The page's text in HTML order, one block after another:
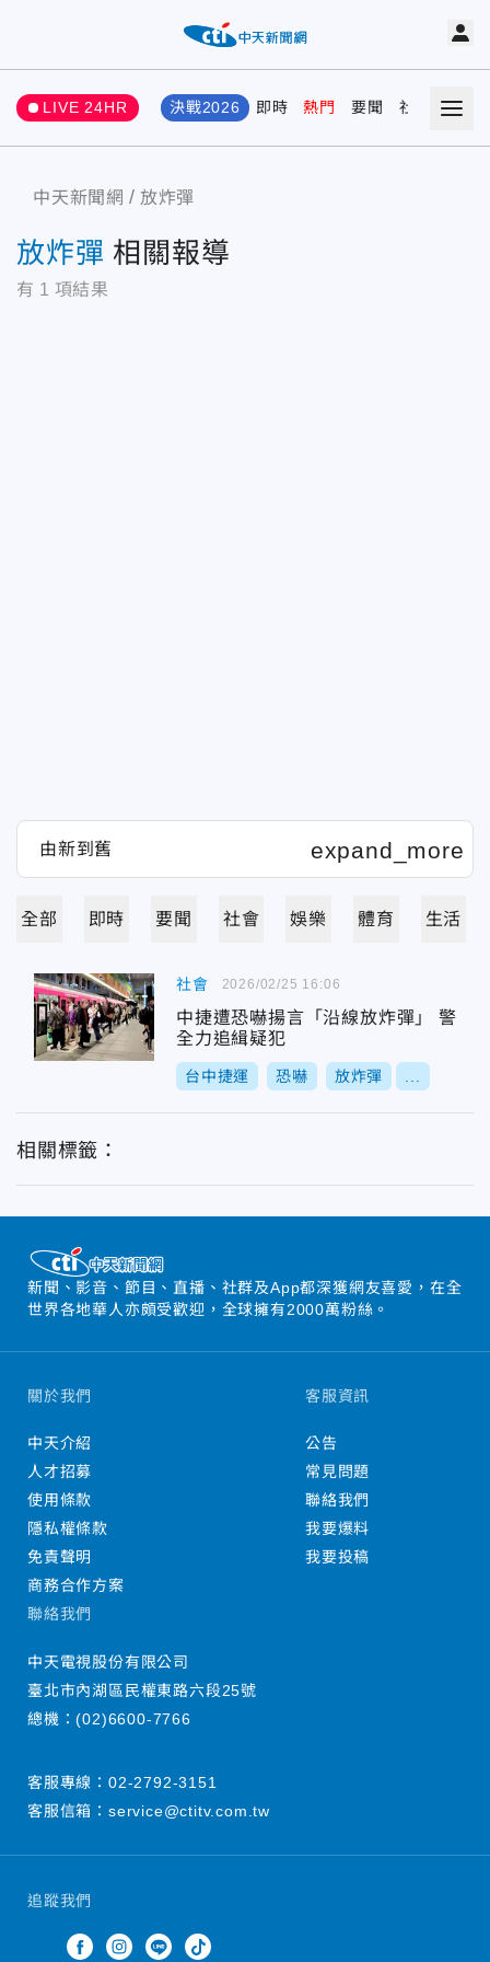
LIVE 24HR 決戰2026 即時 熱門 要聞 社會 娛樂
中天新聞網 放炸彈
放炸彈 相關報導
有 1 項結果
全部 即時 要聞 社會 娛樂 體育 生活
社會
中捷遭恐嚇揚言「沿線放炸彈」 警
全力追緝疑犯
台中捷運 恐嚇 放炸彈
2026/02/25 16:06
相關標籤：
新聞、影音、節目、直播、社群及App都深獲網友喜愛，在全
世界各地華人亦頗受歡迎，全球擁有2000萬粉絲。
追蹤我們
關於我們
中天介紹
人才招募
使用條款
隱私權條款
免責聲明
商務合作方案
客服資訊
公告
常見問題
聯絡我們
我要爆料
我要投稿
聯絡我們
中天電視股份有限公司
臺北市內湖區民權東路六段25號
總機：(02)6600-7766
客服專線： 02-2792-3151
客服信箱： service@ctitv.com.tw